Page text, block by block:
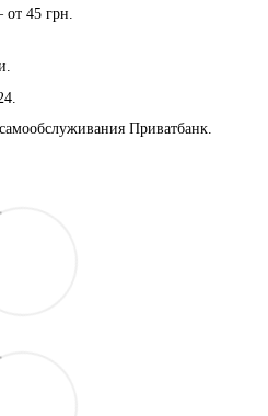
45 грн.
Приватбанк.